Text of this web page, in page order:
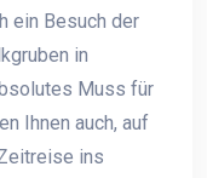
ein Besuch der
in
Muss für
Ihnen auch, auf
ins